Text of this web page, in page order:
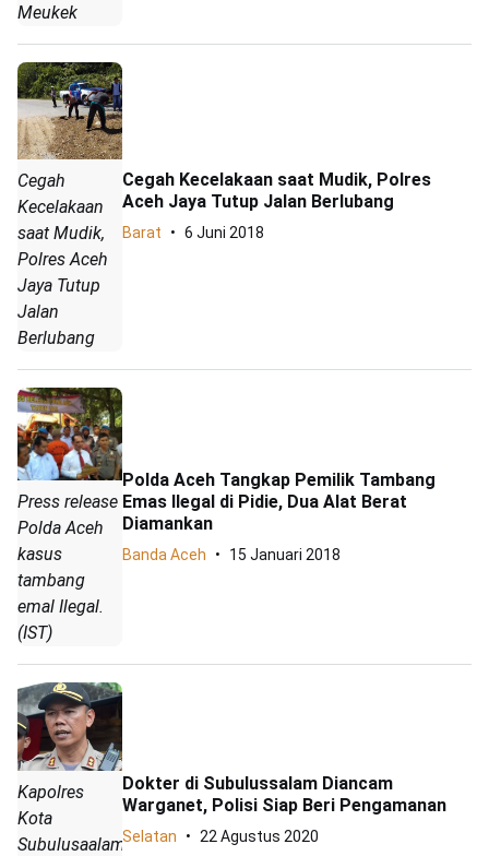
Meukek
Cegah
Kecelakaan
saat Mudik,
Polres Aceh
Jaya Tutup
Jalan
Berlubang
Cegah Kecelakaan saat Mudik, Polres
Aceh Jaya Tutup Jalan Berlubang
Barat 6 Juni 2018
Press release
Polda Aceh
kasus
tambang
emal Ilegal.
(IST)
Polda Aceh Tangkap Pemilik Tambang
Emas Ilegal di Pidie, Dua Alat Berat
Diamankan
Banda Aceh 15 Januari 2018
Kapolres
Kota
Subulusaalam
Dokter di Subulussalam Diancam
Warganet, Polisi Siap Beri Pengamanan
Selatan 22 Agustus 2020